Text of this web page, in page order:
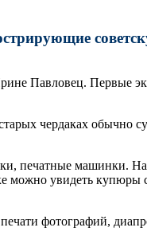
Павловец. Первые
чердаках обычно
печатные машинки.
увидеть купюры
фотографий,